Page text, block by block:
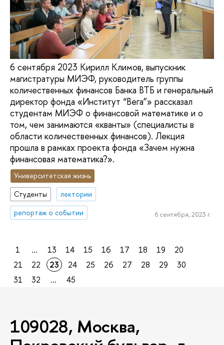
6 сентября 2023 Кирилл Климов, выпускник
магистратуры МИЭФ, руководитель группы
количественных финансов Банка ВТБ и генеральный
директор фонда «Институт “Вега”» рассказал
студентам МИЭФ о финансовой математике и о
том, чем занимаются «кванты» (специалисты в
области количественных финансов). Лекция
прошла в рамках проекта фонда «Зачем нужна
финансовая математика?».
Университетская жизнь
Студенты
лектории
репортаж о событии
6 сентября, 2023 г.
1 ... 13 14 15 16 17 18 19
20
21
22 23 24 25 26 27 28 29
30
31
32 ... 45
109028, Москва,